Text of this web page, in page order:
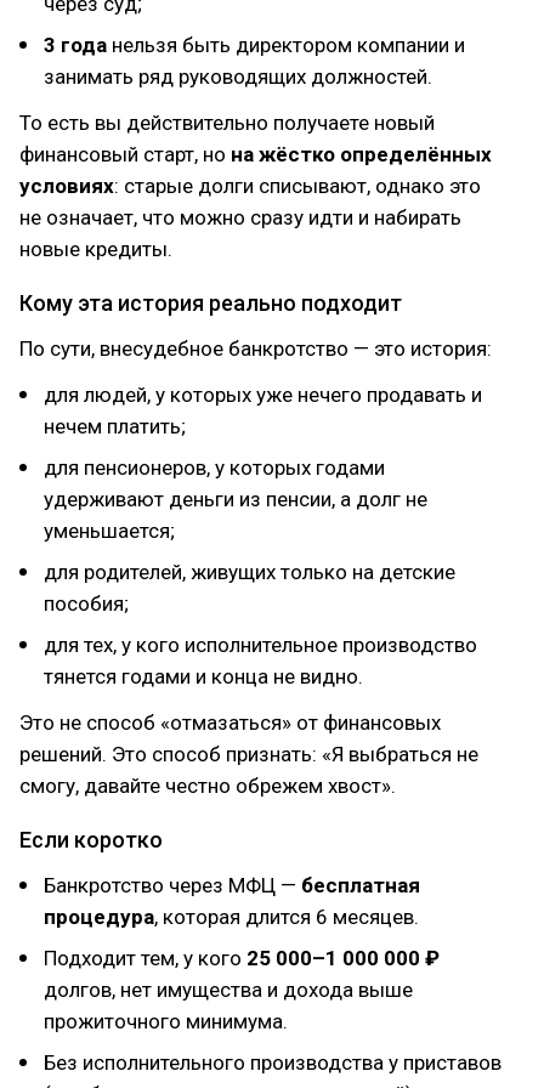
3 года нельзя быть директором компании и
занимать ряд руководящих должностей.
То есть вы действительно получаете новый
финансовый старт, но на жёстко определённых
условиях: старые долги списывают, однако это
не означает, что можно сразу идти и набирать
новые кредиты.
Кому эта история реально подходит
По сути, внесудебное банкротство — это история:
для людей, у которых уже нечего продавать и
нечем платить;
для пенсионеров, у которых годами
удерживают деньги из пенсии, а долг не
уменьшается;
для родителей, живущих только на детские
пособия;
для тех, у кого исполнительное производство
тянется годами и конца не видно.
Это не способ «отмазаться» от финансовых
решений. Это способ признать: «Я выбраться не
смогу, давайте честно обрежем хвост».
Если коротко
Банкротство через МФЦ — бесплатная
процедура, которая длится 6 месяцев.
Подходит тем, у кого 25 000–1 000 000 ₽
долгов, нет имущества и дохода выше
прожиточного минимума.
Без исполнительного производства у приставов